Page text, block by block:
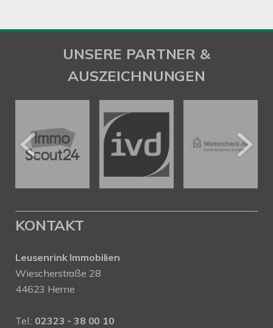
UNSERE PARTNER &
AUSZEICHNUNGEN
KONTAKT
Leusenrink Immobilien
Wiescherstraße 28
44623 Herne
Tel.: 02323 - 38 00 10